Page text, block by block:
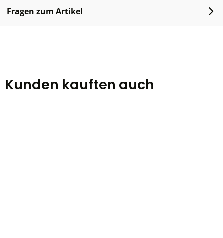
Fragen zum Artikel
Kunden kauften auch